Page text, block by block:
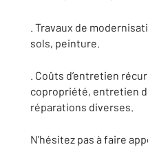
. Travaux de
sols, peinture.
. Coûts d’entretien
copropriété, entretien
réparations diverses.
N'hésitez pas à faire